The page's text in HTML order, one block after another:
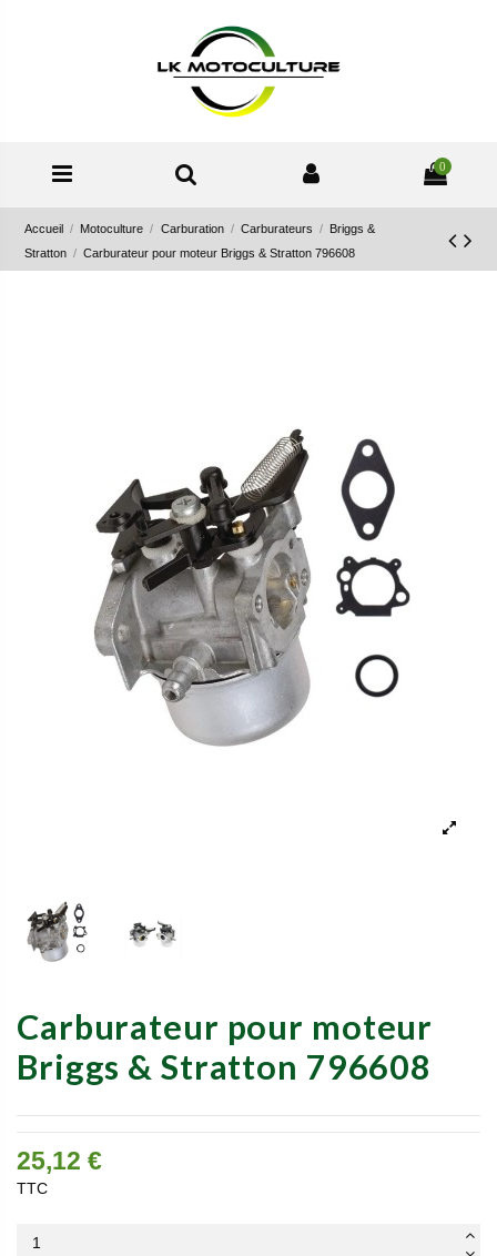
0
Accueil Motoculture Carburation Carburateurs
Briggs &
Stratton
Carburateur pour moteur Briggs & Stratton 796608
Carburateur pour moteur
Briggs & Stratton 796608
25,12 €
TTC